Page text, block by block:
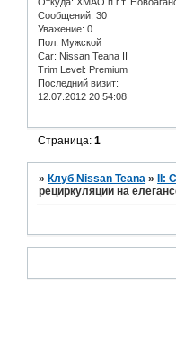
Сообщений: 30
Уважение: 0
Пол: Мужской
Car: Nissan Teana II
Trim Level: Premium
Последний визит:
12.07.2012 20:54:08
Страница:1
»Клуб Nissan Teana »II:
рециркуляции на